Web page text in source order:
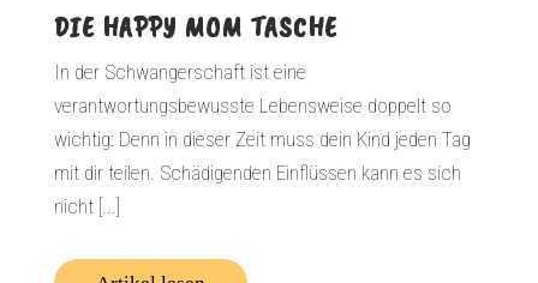
DIE HAPPY MOM TASCHE
In der Schwangerschaft ist eine
verantwortungsbewusste Lebensweise doppelt so
wichtig: Denn in dieser Zeit muss dein Kind jeden Tag
mit dir teilen. Schädigenden Einflüssen kann es sich
nicht [...]